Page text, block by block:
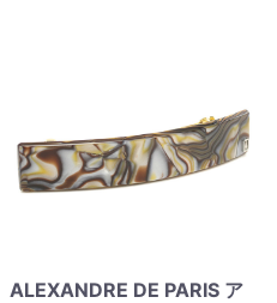
ALEXANDRE DE PARIS ア